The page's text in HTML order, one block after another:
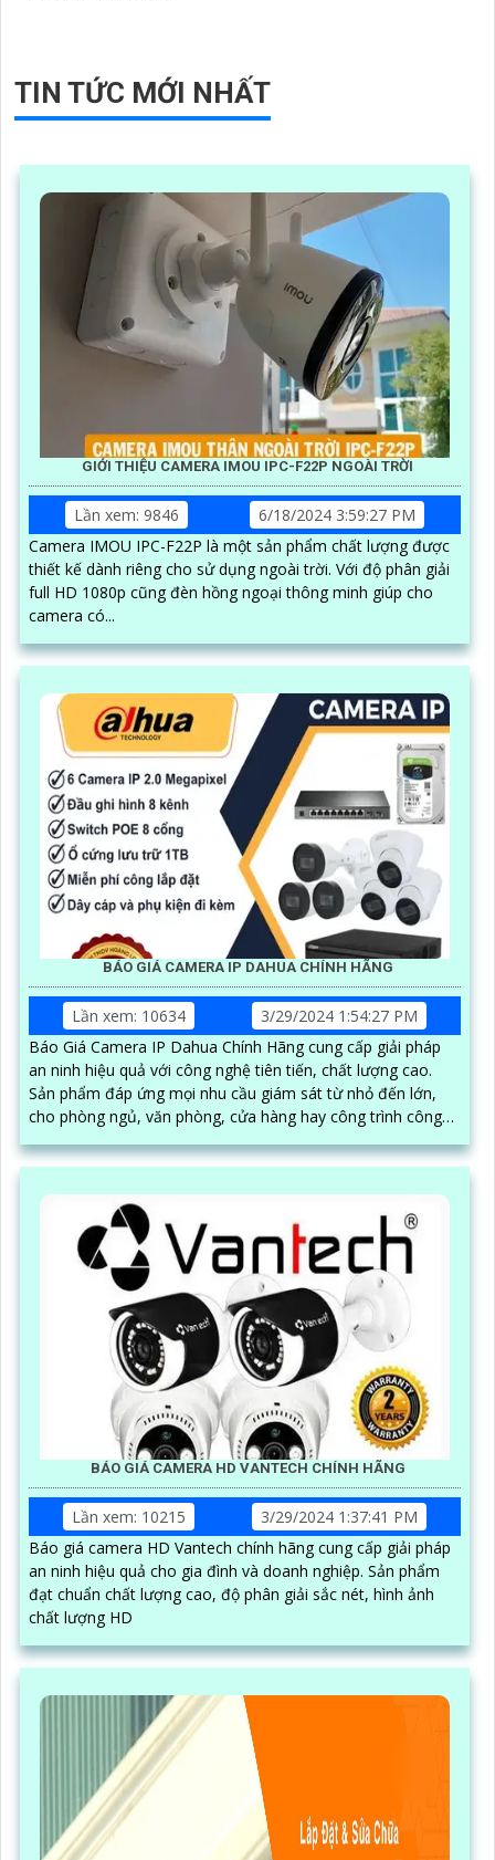
TIN TỨC MỚI NHẤT
GIỚI THIỆU CAMERA IMOU IPC-F22P NGOÀI TRỜI
Lần xem: 9846
6/18/2024 3:59:27 PM
Camera IMOU IPC-F22P là một sản phẩm chất lượng được
thiết kế dành riêng cho sử dụng ngoài trời. Với độ phân giải
full HD 1080p cũng đèn hồng ngoại thông minh giúp cho
camera có...
BÁO GIÁ CAMERA IP DAHUA CHÍNH HÃNG
Lần xem: 10634
3/29/2024 1:54:27 PM
Báo Giá Camera IP Dahua Chính Hãng cung cấp giải pháp
an ninh hiệu quả với công nghệ tiên tiến, chất lượng cao.
Sản phẩm đáp ứng mọi nhu cầu giám sát từ nhỏ đến lớn,
cho phòng ngủ, văn phòng, cửa hàng hay công trình công
cộng
BÁO GIÁ CAMERA HD VANTECH CHÍNH HÃNG
Lần xem: 10215
3/29/2024 1:37:41 PM
Báo giá camera HD Vantech chính hãng cung cấp giải pháp
an ninh hiệu quả cho gia đình và doanh nghiệp. Sản phẩm
đạt chuẩn chất lượng cao, độ phân giải sắc nét, hình ảnh
chất lượng HD